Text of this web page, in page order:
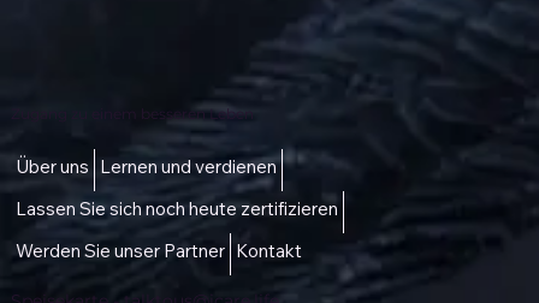
Zugang zu einem besseren Leben
Über uns Lernen und verdienen
Lassen Sie sich noch heute zertifizieren
Werden Sie unser Partner Kontakt